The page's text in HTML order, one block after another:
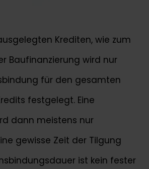
Krediten, wie zum
Baufinanzierung wird nur
für den gesamten
festgelegt. Eine
dann meistens nur
gewisse Zeit der Tilgung
ist kein fester